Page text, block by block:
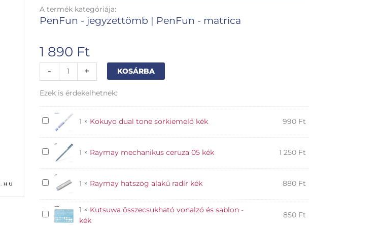
A termék kategóriája:
PenFun - jegyzettömb | PenFun - matrica
1 890 Ft
-
matrica
+ KOSÁRBA
Ezek is érdekelhetnek:
Kokuyo
dual
tone
sorkiemelő
1 × Kokuyo dual tone sorkiemelő kék 990 Ft
Raymay
mechanikus
ceruza
05
1 × Raymay mechanikus ceruza 05 kék 1 250 Ft
Raymay
hatszög
alakú
radír
1 × Raymay hatszög alakú radír kék 880 Ft
Kutsuwa
1 × Kutsuwa összecsukható vonalzó és sablon -
kék
850 Ft